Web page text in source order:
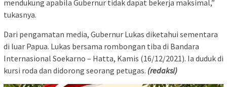
mendukung apabila Gubernur tidak dapat bekerja maksimal,”
tukasnya.
Dari pengamatan media, Gubernur Lukas diketahui sementara
di luar Papua. Lukas bersama rombongan tiba di Bandara
Internasional Soekarno – Hatta, Kamis (16/12/2021). Ia duduk di
kursi roda dan didorong seorang petugas. (redaksi)